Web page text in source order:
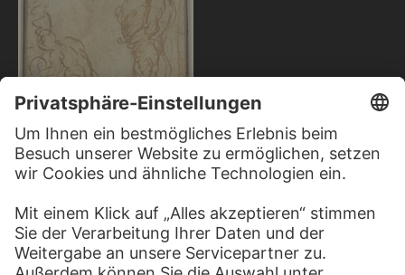
Zwei Aktfiguren in
Rückenansicht…